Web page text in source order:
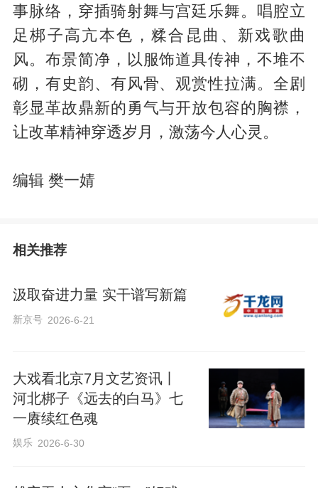
事脉络，穿插骑射舞与宫廷乐舞。唱腔立
足梆子高亢本色，糅合昆曲、新戏歌曲
风。布景简净，以服饰道具传神，不堆不
砌，有史韵、有风骨、观赏性拉满。全剧
彰显革故鼎新的勇气与开放包容的胸襟，
让改革精神穿透岁月，激荡今人心灵。
编辑 樊一婧
相关推荐
汲取奋进力量 实干谱写新篇
新京号 2026-6-21
大戏看北京7月文艺资讯丨
河北梆子《远去的白马》七
一赓续红色魂
娱乐 2026-6-30